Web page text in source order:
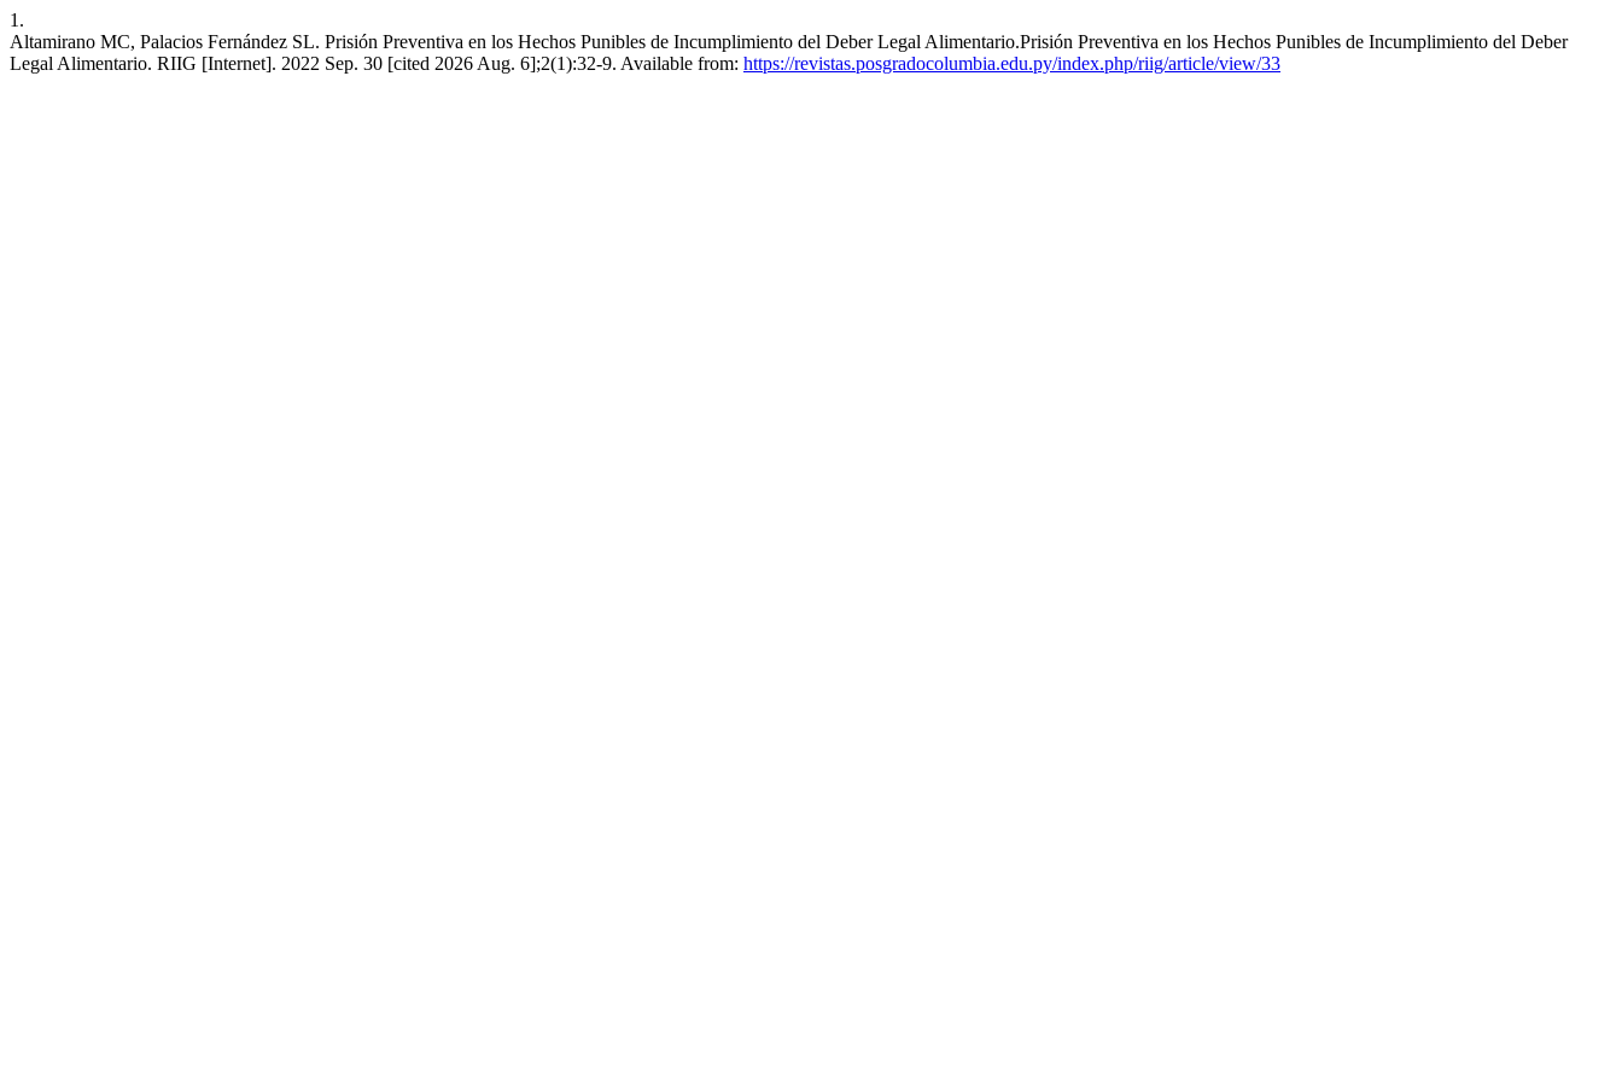
1.
Altamirano MC, Palacios Fernández SL. Prisión Preventiva en los Hechos Punibles de Incumplimiento del Deber Legal Alimentario.Prisión Preventiva en los Hechos Punibles de Incumplimiento del Deber
Legal Alimentario. RIIG [Internet]. 2022 Sep. 30 [cited 2026 Aug. 6];2(1):32-9. Available from: https://revistas.posgradocolumbia.edu.py/index.php/riig/article/view/33